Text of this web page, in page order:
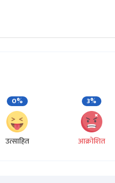
0%
उत्साहित
3%
आक्रोशित